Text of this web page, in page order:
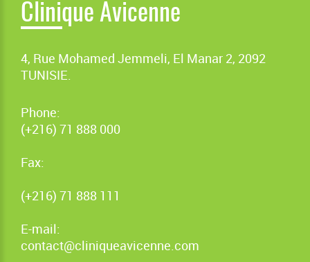
Clinique Avicenne
4, Rue Mohamed Jemmeli, El Manar 2, 2092
TUNISIE.
Phone:
(+216) 71 888 000
Fax:
(+216) 71 888 111
E-mail:
contact@cliniqueavicenne.com